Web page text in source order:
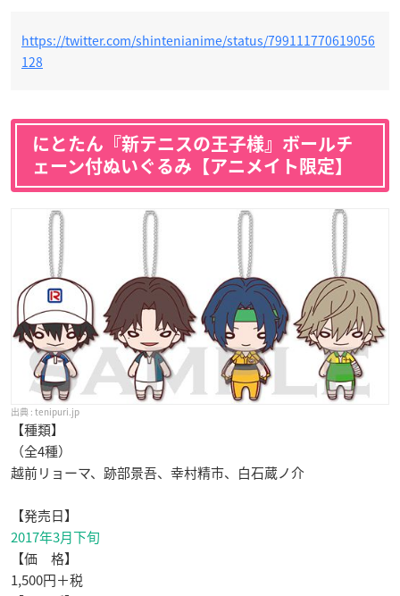
https://twitter.com/shintenianime/status/799111770619056
128
にとたん『新テニスの王子様』ボールチ
ェーン付ぬいぐるみ【アニメイト限定】
tenipuri.jp
【種類】
（全4種）
越前リョーマ、跡部景吾、幸村精市、白石蔵ノ介
【発売日】
2017年3月下旬
【価 格】
1,500円＋税